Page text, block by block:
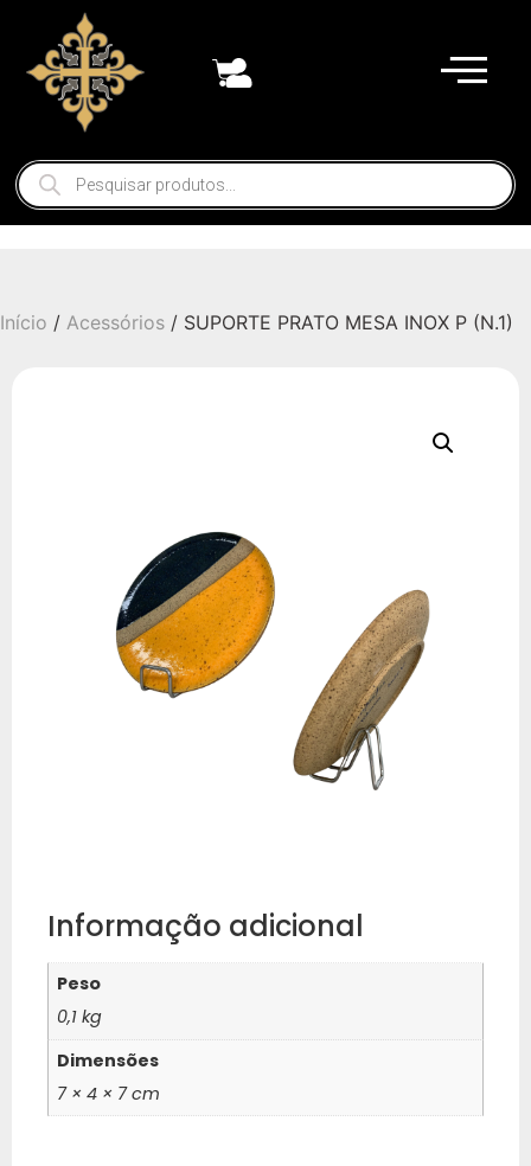
Início / Acessórios / SUPORTE PRATO MESA INOX P (N.1)
Informação adicional
Peso
0,1 kg
Dimensões
7 × 4 × 7 cm